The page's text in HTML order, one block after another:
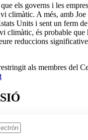
que els governs i les
climàtic. A més, amb
Units i sent un ferm
climàtic, és probable que
reduccions
als membres del